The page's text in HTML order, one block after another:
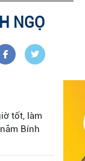
NGỌ
tốt, làm
Bính